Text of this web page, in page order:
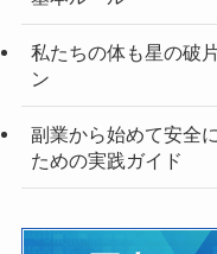
私たちの体も星の破
ン
副業から始めて安全
ための実践ガイド